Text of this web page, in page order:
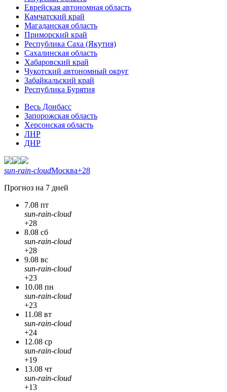
Еврейская автономная область
Камчатский край
Магаданская область
Приморский край
Республика Саха (Якутия)
Сахалинская область
Хабаровский край
Чукотский автономный округ
Забайкальский край
Республика Бурятия
Весь Донбасс
Запорожская область
Херсонская область
ЛНР
ДНР
sun-rain-cloudМосква+28
Прогноз на 7 дней
7.08 пт
sun-rain-cloud
+28
8.08 сб
sun-rain-cloud
+28
9.08 вс
sun-rain-cloud
+23
10.08 пн
sun-rain-cloud
+23
11.08 вт
sun-rain-cloud
+24
12.08 ср
sun-rain-cloud
+19
13.08 чт
sun-rain-cloud
+13